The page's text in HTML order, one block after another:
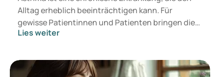
Alltag erheblich beeinträchtigen kann. Für
gewisse Patientinnen und Patienten bringen die
bestehenden Therapien nicht genügend
Medikamenten, die auf schwer behandelbare
Asthmaformen abzielen. Was beinhalten diese
Lies weiter